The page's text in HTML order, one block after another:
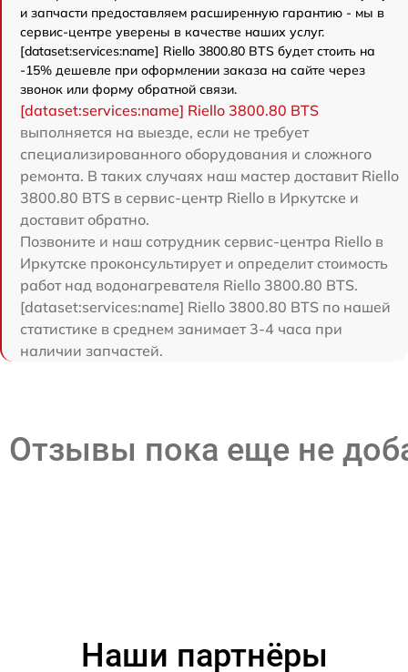
и запчасти предоставляем расширенную гарантию - мы в
сервис-центре уверены в качестве наших услуг.
[dataset:services:name] Riello 3800.80 BTS будет стоить на
-15% дешевле при оформлении заказа на сайте через
звонок или форму обратной связи.
[dataset:services:name] Riello 3800.80 BTS
выполняется на выезде, если не требует
специализированного оборудования и сложного
ремонта. В таких случаях наш мастер доставит Riello
3800.80 BTS в сервис-центр Riello в Иркутске и
доставит обратно.
Позвоните и наш сотрудник сервис-центра Riello в
Иркутске проконсультирует и определит стоимость
работ над водонагревателя Riello 3800.80 BTS.
[dataset:services:name] Riello 3800.80 BTS по нашей
статистике в среднем занимает 3-4 часа при
наличии запчастей.
Отзывы пока еще не
Наши партнёры